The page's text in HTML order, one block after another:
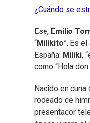
¿Cuándo se
Ese, Emilio
“Milikito”. Es
España: Miliki,
como “Hola don
Nacido en
rodeado de
presentador